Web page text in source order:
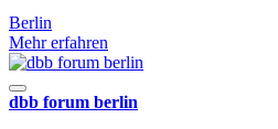
Berlin
Mehr erfahren
dbb forum berlin